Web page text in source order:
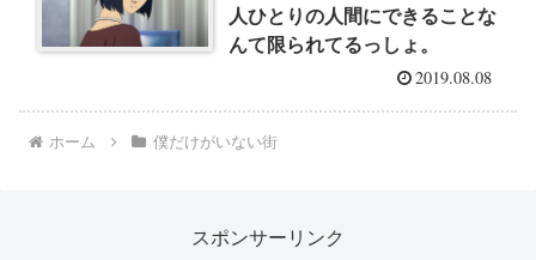
人ひとりの人間にできることな
んて限られてるっしょ。
2019.08.08
ホーム 僕だけがいない街
スポンサーリンク